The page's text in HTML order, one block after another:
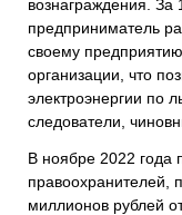
вознаграждения. За
предприниматель
своему
организации, что
электроэнергии по
следователи,
В ноябре 2022 года
правоохранителей,
миллионов рублей